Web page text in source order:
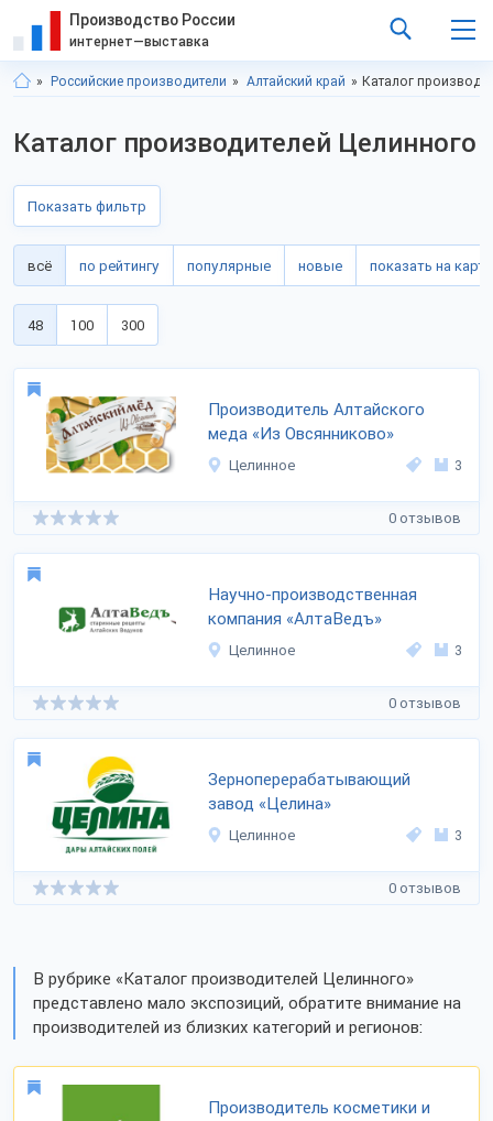
Производство России
интернет—выставка
Российские производители Алтайский край Каталог
Каталог производителей Целинного
Показать фильтр
всё по рейтингу популярные новые показать на карте
48 100 300
Производитель Алтайского
меда «Из Овсянниково»
Целинное 3
0 отзывов
Научно-производственная
компания «АлтаВедъ»
Целинное 3
0 отзывов
Зерноперерабатывающий
завод «Целина»
Целинное 3
0 отзывов
В рубрике «Каталог производителей Целинного»
представлено мало экспозиций, обратите внимание на
производителей из близких категорий и регионов:
Производитель косметики и